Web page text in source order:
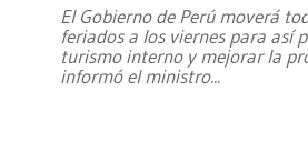
El Gobierno de Perú moverá
feriados a los viernes para así
turismo interno y mejorar la
informó el ministro...